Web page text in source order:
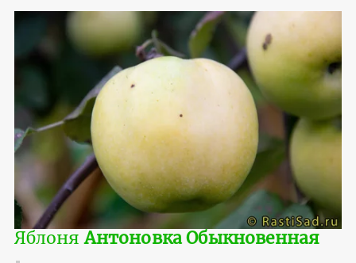
ЯблоняАнтоновка Обыкновенная